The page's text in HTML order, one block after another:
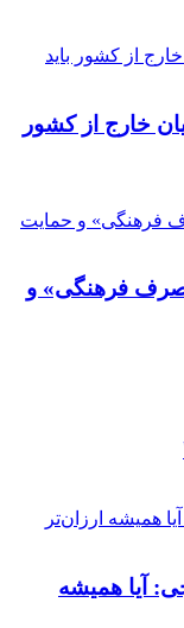
خارج از کشور
فرهنگی» و
آیا همیشه